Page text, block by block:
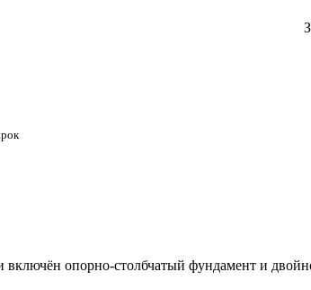
включён опорно-столбчатый фундамент и